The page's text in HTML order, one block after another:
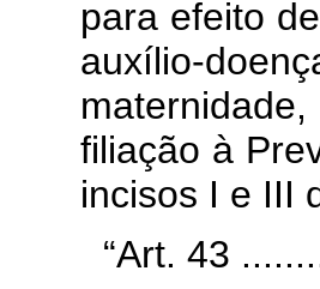
para efeito
auxílio-
filiação à
incisos I e III
“Art. 43